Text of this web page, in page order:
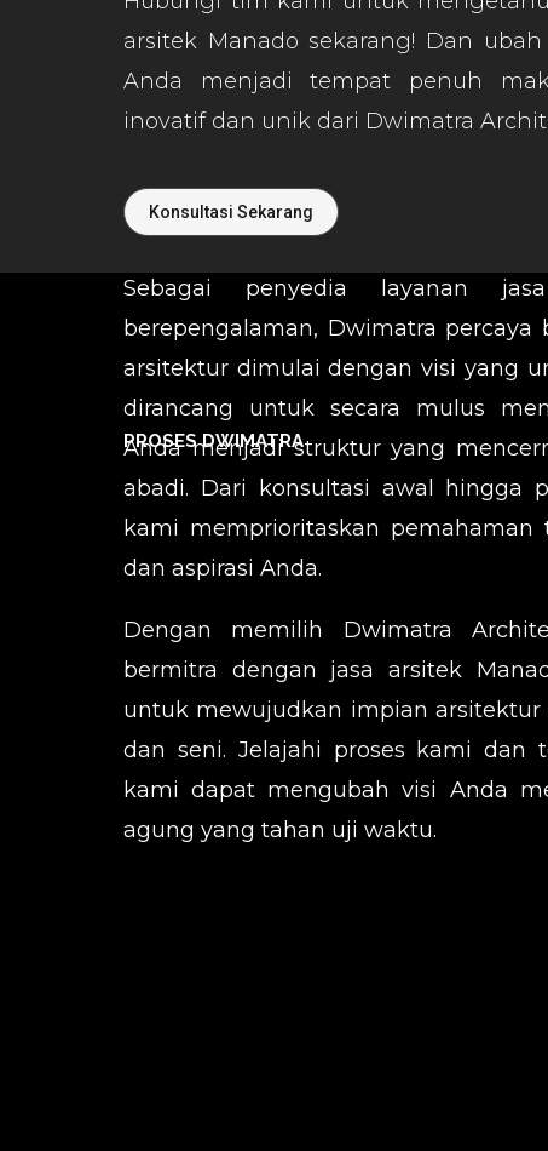
arsitek Manado sekarang! Dan
Anda menjadi tempat penuh
inovatif dan unik dari Dwimatra
Konsultasi Sekarang
PROSES DWIMATRA
Sebagai penyedia layanan
berepengalaman, Dwimatra percaya
arsitektur dimulai dengan visi yang
dirancang untuk secara mulus
Anda menjadi struktur yang
abadi. Dari konsultasi awal hingga
kami memprioritaskan pemahaman
dan aspirasi Anda.
Dengan memilih Dwimatra
bermitra dengan jasa arsitek
untuk mewujudkan impian arsitektur
dan seni. Jelajahi proses kami dan
kami dapat mengubah visi Anda
agung yang tahan uji waktu.